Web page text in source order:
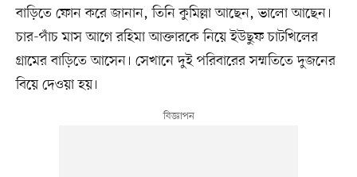
বাড়িতে ফোন করে জানান, তিনি কুমিল্লা আছেন, ভালো আছেন।
চার-পাঁচ মাস আগে রহিমা আক্তারকে নিয়ে ইউছুফ চাটখিলের
গ্রামের বাড়িতে আসেন। সেখানে দুই পরিবারের সম্মতিতে দুজনের
বিয়ে দেওয়া হয়।